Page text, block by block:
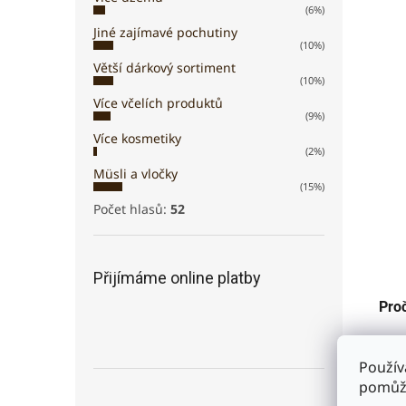
(6%)
Jiné zajímavé pochutiny
(10%)
Větší dárkový sortiment
(10%)
Více včelích produktů
(9%)
Více kosmetiky
(2%)
Müsli a vločky
(15%)
Počet hlasů: 52
Přijímáme online platby